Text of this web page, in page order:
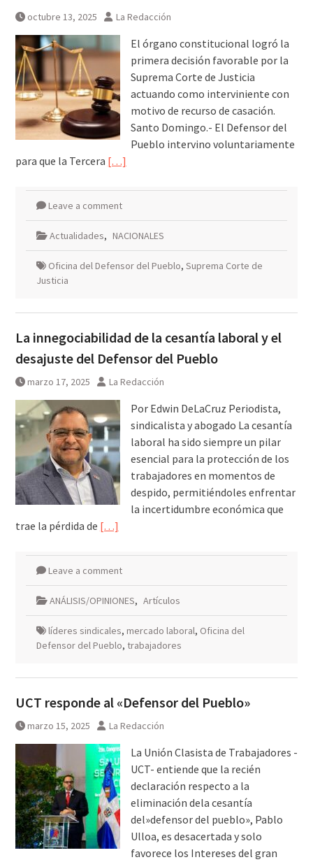
Síntesis de principales
jueves 6 agosto 2026
octubre 13, 2025 La Redacción
El órgano constitucional logró la
primera decisión favorable por la
Suprema Corte de Justicia
actuando como interviniente con
motivo de recurso de casación.
Santo Domingo.- El Defensor del
Pueblo intervino voluntariamente
para que la Tercera […]
Leave a comment
Actualidades, NACIONALES
Oficina del Defensor del Pueblo, Suprema Corte de
Justicia
La innegociabilidad de la cesantía laboral y el
desajuste del Defensor del Pueblo
marzo 17, 2025 La Redacción
Por Edwin DeLaCruz Periodista,
sindicalista y abogado La cesantía
laboral ha sido siempre un pilar
esencial para la protección de los
trabajadores en momentos de
despido, permitiéndoles enfrentar
la incertidumbre económica que
trae la pérdida de […]
Leave a comment
ANÁLISIS/OPINIONES, Artículos
líderes sindicales, mercado laboral, Oficina del
Defensor del Pueblo, trabajadores
UCT responde al «Defensor del Pueblo»
marzo 15, 2025 La Redacción
La Unión Clasista de Trabajadores -
UCT- entiende que la recién
declaración respecto a la
eliminación dela cesantía
del»defensor del pueblo», Pablo
Ulloa, es desacertada y solo
favorece los Intereses del gran